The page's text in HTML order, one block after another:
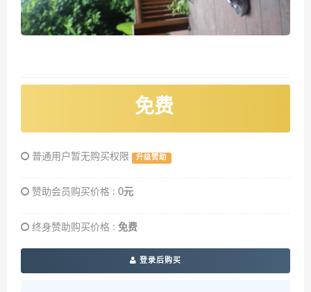
免费
普通用户暂无购买权限 升级赞助
赞助会员购买价格 : 0元
终身赞助购买价格 : 免费
登录后购买